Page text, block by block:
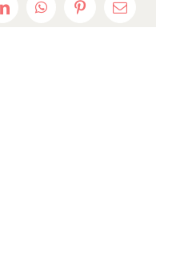
LinkedInWhatsAppPinterestEmail